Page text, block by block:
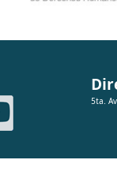
5ta.